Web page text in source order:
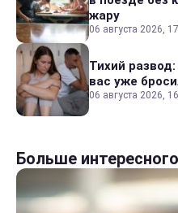
жару
06 августа 2026,
Тихий
вас уже
06 августа 2026,
Больше интересного